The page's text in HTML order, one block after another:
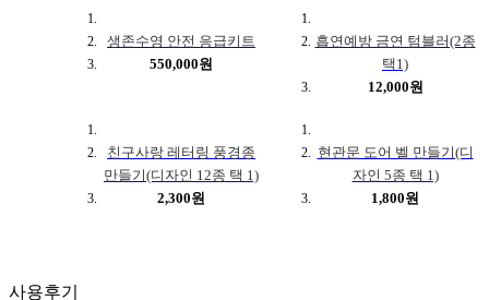
생존수영 안전 응급키트
550,000원
흡연예방 금연 텀블러(2종
택1)
12,000원
친구사랑 레터링 풍경종
만들기(디자인 12종 택 1)
2,300원
현관문 도어 벨 만들기(디
자인 5종 택 1)
1,800원
사용후기